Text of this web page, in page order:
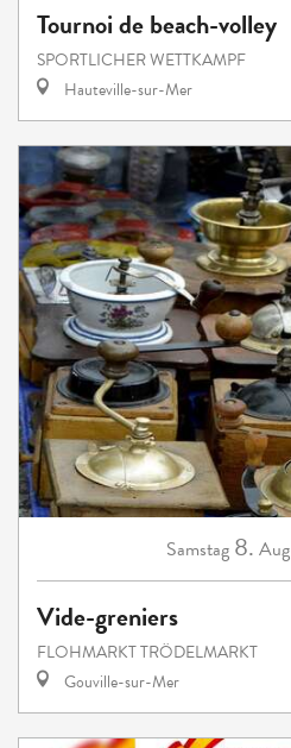
Tournoi de beach-volley
SPORTLICHER WETTKAMPF
Hauteville-sur-Mer
Samstag 8. Aug
Vide-greniers
FLOHMARKT TRÖDELMARKT
Gouville-sur-Mer